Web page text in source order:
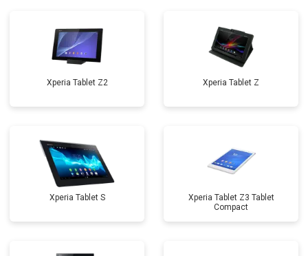
Xperia Tablet Z2 Xperia Tablet Z
Xperia Tablet S
Xperia Tablet Z3 Tablet
Compact